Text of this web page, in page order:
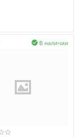
В наличии
